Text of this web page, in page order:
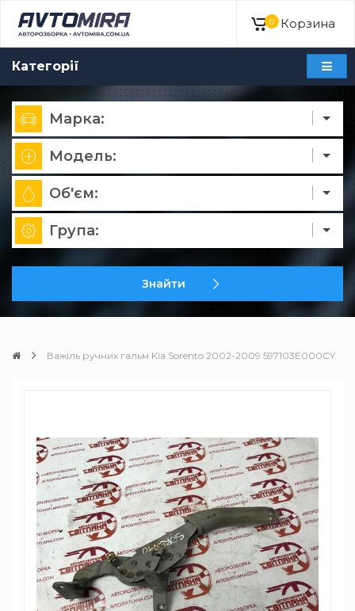
0 Корзина
Категорії
Марка:
Модель:
Об'єм:
Група:
Знайти
Важіль ручних гальм Kia Sorento 2002-2009 597103E000CY